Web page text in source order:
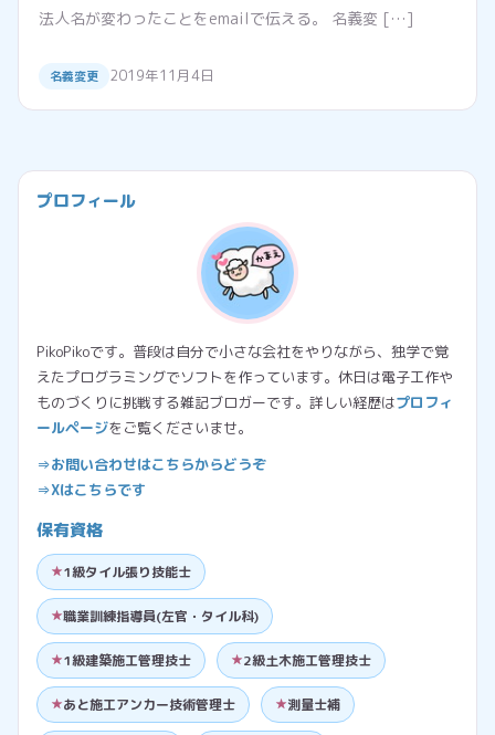
法人名が変わったことをemailで伝える。 名義変 […]
名義変更 2019年11月4日
プロフィール
PikoPikoです。普段は自分で小さな会社をやりながら、独学で覚
えたプログラミングでソフトを作っています。休日は電子工作や
ものづくりに挑戦する雑記ブロガーです。詳しい経歴はプロフィ
ールページをご覧くださいませ。
⇒お問い合わせはこちらからどうぞ
⇒Xはこちらです
保有資格
1級タイル張り技能士
職業訓練指導員(左官・タイル科)
1級建築施工管理技士 2級土木施工管理技士
あと施工アンカー技術管理士 測量士補